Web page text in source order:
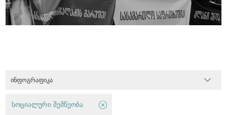
ინფოგრაფიკა
სოციალური შემწეობა